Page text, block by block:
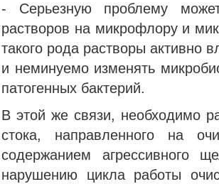
- Серьезную проблему
растворов на микрофлору и
такого рода растворы активно
и неминуемо изменять
патогенных бактерий.
В этой же связи, необходимо
стока, направленного на
содержанием агрессивного
нарушению цикла работы